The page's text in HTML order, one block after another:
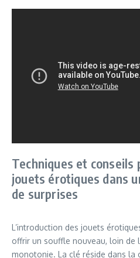
Techniques et
jouets érotiques dans
de surprises
L’introduction des jouets
offrir un souffle nouveau, loin de
monotonie. La clé réside dans la